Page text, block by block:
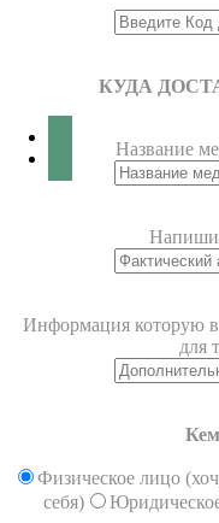
КУДА
Название
Информация которую
для
Физическое лицо
себя)